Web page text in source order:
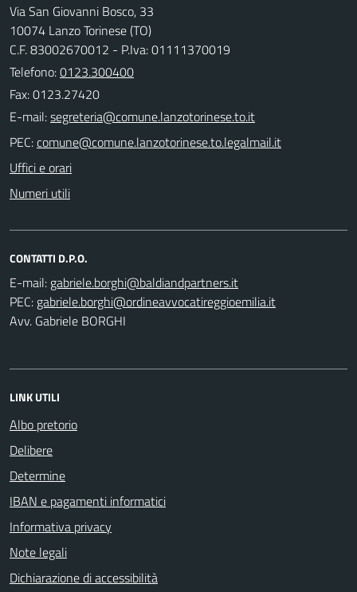
Via San Giovanni Bosco, 33
10074 Lanzo Torinese (TO)
C.F. 83002670012 - P.Iva: 01111370019
Telefono:0123.300400
Fax: 0123.27420
E-mail:
PEC:
Uffici e orari
Numeri utili
CONTATTI D.P.O.
E-mail:
PEC:
Avv. Gabriele BORGHI
LINK UTILI
Albo pretorio
Delibere
Determine
IBAN e pagamenti informatici
Informativa privacy
Note legali
Dichiarazione di accessibilità